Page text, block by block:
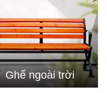
Ghế ngoài trời